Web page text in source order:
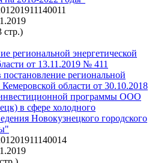
стр.)
региональной энергетической
от 13.11.2019 № 411
региональной
области от 30.10.2018
программы ООО
в сфере холодного
Новокузнецкого городского